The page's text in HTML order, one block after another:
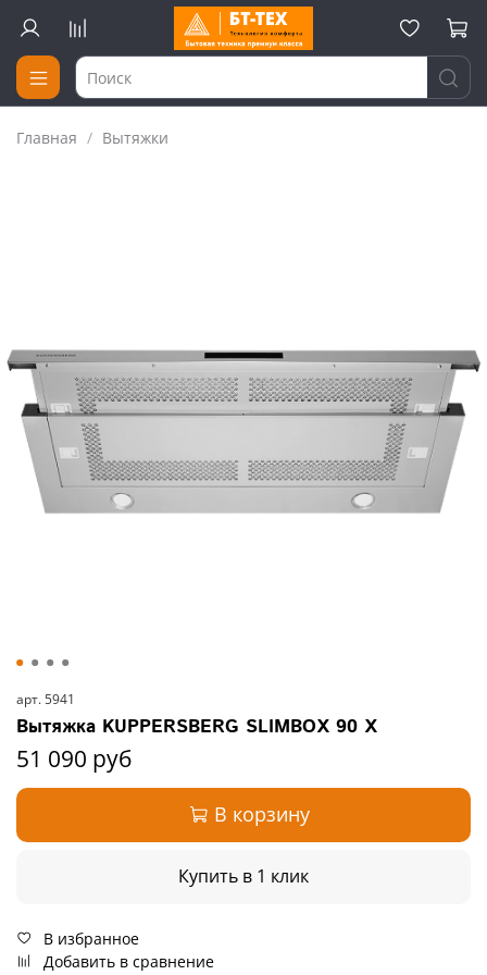
Главная Вытяжки
арт. 5941
Вытяжка KUPPERSBERG SLIMBOX 90 X
51 090 руб
В корзину
Купить в 1 клик
В избранное
Добавить в сравнение